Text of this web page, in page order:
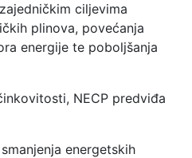
ciljevima
plinova, povećanja
energije te poboljšanja
NECP predviđa
energetskih